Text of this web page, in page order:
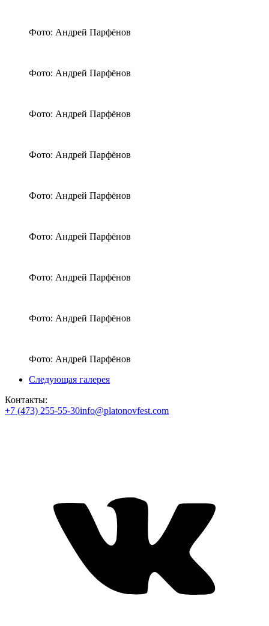
Фото: Андрей Парфёнов
Фото: Андрей Парфёнов
Фото: Андрей Парфёнов
Фото: Андрей Парфёнов
Фото: Андрей Парфёнов
Фото: Андрей Парфёнов
Фото: Андрей Парфёнов
Фото: Андрей Парфёнов
Фото: Андрей Парфёнов
Следующая галерея
Контакты:
+7 (473) 255-55-30info@platonovfest.com